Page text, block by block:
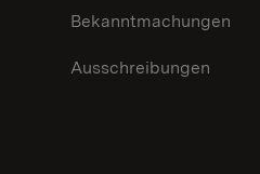
Bekanntmachungen
Ausschreibungen